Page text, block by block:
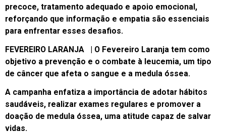
precoce, tratamento adequado e apoio emocional,
reforçando que informação e empatia são essenciais
para enfrentar esses desafios.
FEVEREIRO LARANJA | O Fevereiro Laranja tem como
objetivo a prevenção e o combate à leucemia, um tipo
de câncer que afeta o sangue e a medula óssea.
A campanha enfatiza a importância de adotar hábitos
saudáveis, realizar exames regulares e promover a
doação de medula óssea, uma atitude capaz de salvar
vidas.